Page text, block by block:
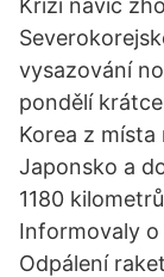
Krizi navíc
vysazování
pondělí
Korea z místa
Japonsko a
1180
Informovaly
Odpálení